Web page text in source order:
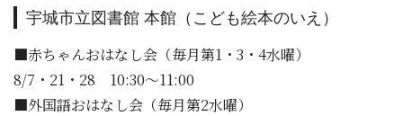
宇城市立図書館 本館（こども絵本のいえ）
■赤ちゃんおはなし会（毎月第1・3・4水曜）
8/7・21・28 10:30～11:00
■外国語おはなし会（毎月第2水曜）